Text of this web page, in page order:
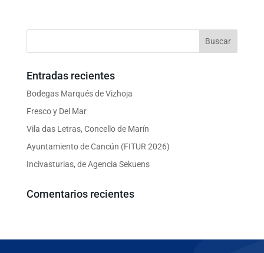
Entradas recientes
Bodegas Marqués de Vizhoja
Fresco y Del Mar
Vila das Letras, Concello de Marín
Ayuntamiento de Cancún (FITUR 2026)
Incivasturias, de Agencia Sekuens
Comentarios recientes